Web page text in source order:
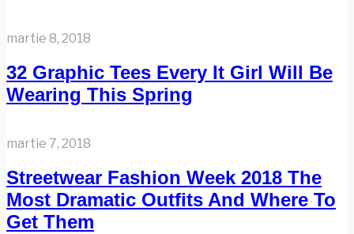
martie 8, 2018
32 Graphic Tees Every It Girl Will Be
Wearing This Spring
martie 7, 2018
Streetwear Fashion Week 2018 The
Most Dramatic Outfits And Where To
Get Them